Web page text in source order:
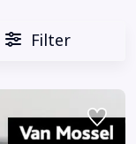
Filter